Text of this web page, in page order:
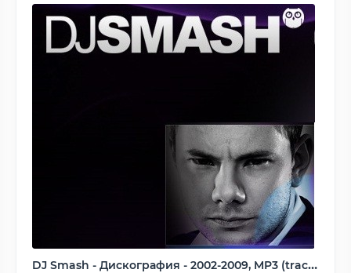
DJ Smash - Дискография - 2002-2009, MP3 (tracks), 192 kbps / 320 kbps / VBR 192-320 kbps